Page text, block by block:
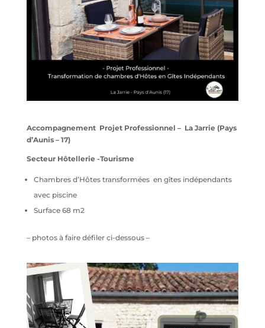
Accompagnement Projet Professionnel – La Jarrie (Pays
d’Aunis – 17)
Secteur Hôtellerie -Tourisme
Chambres d’Hôtes transformées en gîtes indépendants
avec piscine
Surface 68 m2
– photos à faire défiler ci-dessous –